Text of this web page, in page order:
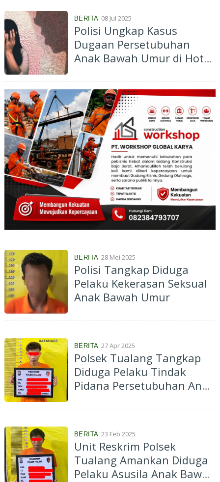
BERITA 08 Jul 2025
Polisi Ungkap Kasus
Dugaan Persetubuhan
Anak Bawah Umur di Hotel
BERITA 28 Mei 2025
Polisi Tangkap Diduga
Pelaku Kekerasan Seksual
Anak Bawah Umur
BERITA 27 Apr 2025
Polsek Tualang Tangkap
Diduga Pelaku Tindak
Pidana Persetubuhan Anak
BERITA 23 Feb 2025
Unit Reskrim Polsek
Tualang Amankan Diduga
Pelaku Asusila Anak Bawah